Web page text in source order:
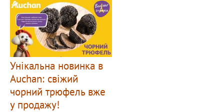
Унікальна новинка в
Auchan: свіжий
чорний трюфель вже
у продажу!